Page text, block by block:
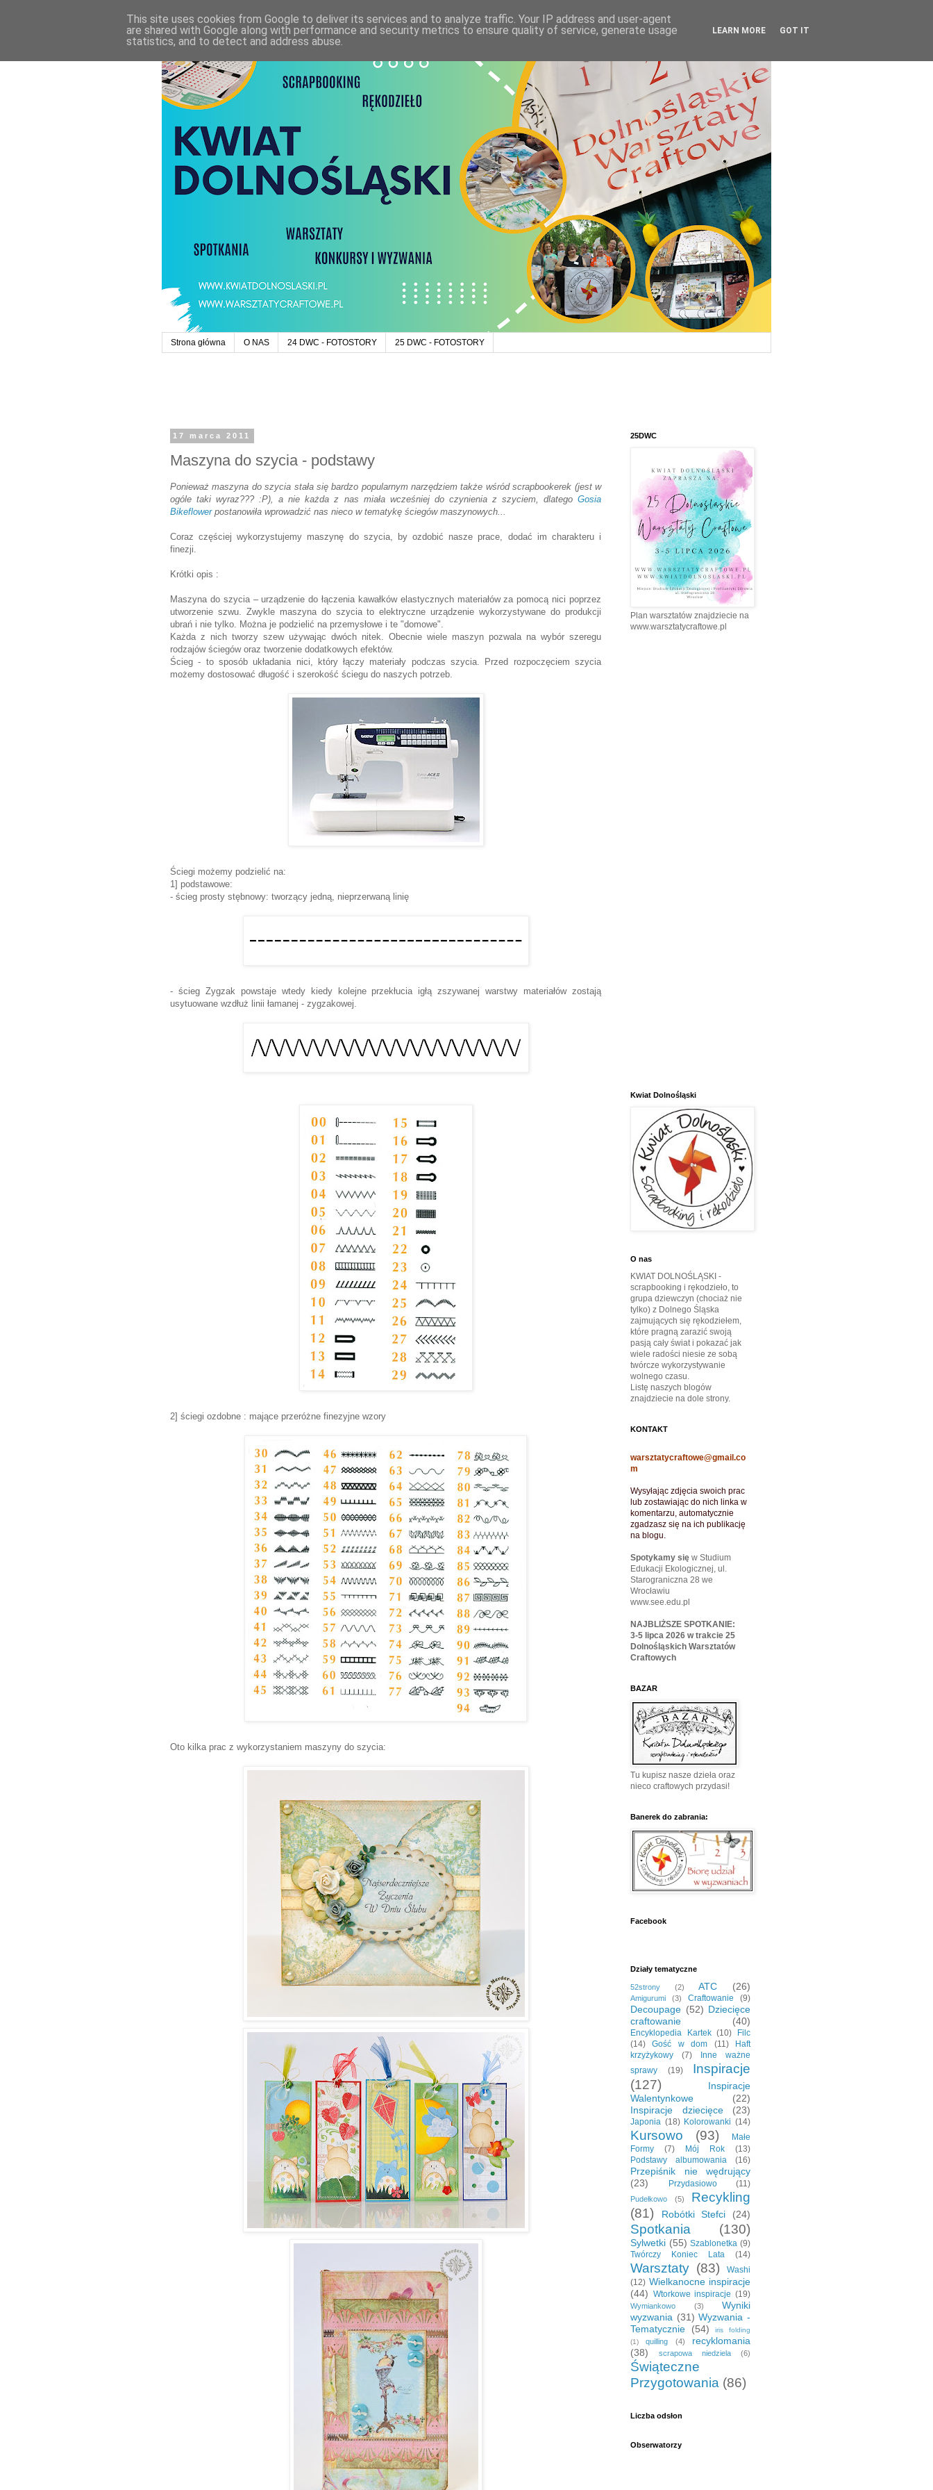
Strona główna O NAS 24 DWC - FOTOSTORY 25 DWC - FOTOSTORY
17 marca 2011
Maszyna do szycia - podstawy
Ponieważ maszyna do szycia stała się bardzo popularnym narzędziem także wśród scrapbookerek (jest w
ogóle taki wyraz??? :P), a nie każda z nas miała wcześniej do czynienia z szyciem, dlatego Gosia
Bikeflowerpostanowiła wprowadzić nas nieco w tematykę ściegów maszynowych...
Coraz częściej wykorzystujemy maszynę do szycia, by ozdobić nasze prace, dodać im charakteru i
finezji.
Krótki opis :
Maszyna do szycia – urządzenie do łączenia kawałków elastycznych materiałów za pomocą nici poprzez
utworzenie szwu. Zwykle maszyna do szycia to elektryczne urządzenie wykorzystywane do produkcji
ubrań i nie tylko. Można je podzielić na przemysłowe i te "domowe".
Każda z nich tworzy szew używając dwóch nitek. Obecnie wiele maszyn pozwala na wybór szeregu
rodzajów ściegów oraz tworzenie dodatkowych efektów.
Ścieg - to sposób układania nici, który łączy materiały podczas szycia. Przed rozpoczęciem szycia
możemy dostosować długość i szerokość ściegu do naszych potrzeb.
Ściegi możemy podzielić na:
1] podstawowe:
- ścieg prosty stębnowy: tworzący jedną, nieprzerwaną linię
- ścieg Zygzak powstaje wtedy kiedy kolejne przekłucia igłą zszywanej warstwy materiałów zostają
usytuowane wzdłuż linii łamanej - zygzakowej.
2] ściegi ozdobne : mające przeróżne finezyjne wzory
Oto kilka prac z wykorzystaniem maszyny do szycia:
25DWC
Plan warsztatów znajdziecie na
www.warsztatycraftowe.pl
Kwiat Dolnośląski
O nas
KWIAT DOLNOŚLĄSKI -
scrapbooking i rękodzieło, to
grupa dziewczyn (chociaż nie
tylko) z Dolnego Śląska
zajmujących się rękodziełem,
które pragną zarazić swoją
pasją cały świat i pokazać jak
wiele radości niesie ze sobą
twórcze wykorzystywanie
wolnego czasu.
Listę naszych blogów
znajdziecie na dole strony.
KONTAKT
warsztatycraftowe@gmail.co
m
Wysyłając zdjęcia swoich prac
lub zostawiając do nich linka w
komentarzu, automatycznie
zgadzasz się na ich publikację
na blogu.
Spotykamy się w Studium
Edukacji Ekologicznej, ul.
Starograniczna 28 we
Wrocławiu
www.see.edu.pl
NAJBLIŻSZE SPOTKANIE:
3-5 lipca 2026 w trakcie 25
Dolnośląskich Warsztatów
Craftowych
BAZAR
Tu kupisz nasze dzieła oraz
nieco craftowych przydasi!
Banerek do zabrania:
Facebook
Działy tematyczne
52strony (2) ATC (26)
Amigurumi (3) Craftowanie (9)
Decoupage (52) Dziecięce
craftowanie
(40)
Encyklopedia Kartek (10)
Filc
(14)
Gość w dom (11)
Haft
krzyżykowy
(7)
Inne ważne
sprawy
(19)
Inspiracje
(127)
Inspiracje
Walentynkowe
(22)
Inspiracje dziecięce
(23)
Japonia (18) Kolorowanki (14)
Kursowo (93)
Małe
Formy
(7) Mój Rok
(13)
Podstawy albumowania
(16)
Przepiśnik nie wędrujący
(23)
Przydasiowo (11)
Pudełkowo (5)
Recykling
(81)
Robótki Stefci (24)
Spotkania (130)
Sylwetki (55) Szablonetka (9)
Twórczy Koniec Lata
(14)
Warsztaty (83)
Washi
(12) Wielkanocne inspiracje
(44) Wtorkowe inspiracje (19)
Wymiankowo (3)
Wyniki
wyzwania (31) Wyzwania -
Tematycznie
(54)
iris folding
(1)
quilling (4)
recyklomania
(38)
scrapowa niedziela (6)
Świąteczne
Przygotowania (86)
Liczba odsłon
Obserwatorzy
This site uses cookies from Google to deliver its services and to analyze traffic. Your IP address and user-agent
are shared with Google along with performance and security metrics to ensure quality of service, generate usage
statistics, and to detect and address abuse.
LEARN MORE GOT IT